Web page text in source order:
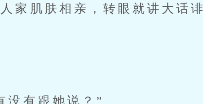
肌肤相亲，转眼就讲大话诽
有跟她说？”